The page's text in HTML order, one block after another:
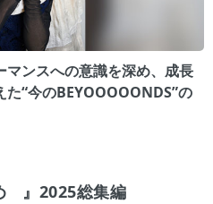
ンスへの意識を深め、成長
“今のBEYOOOOONDS”の
』2025総集編